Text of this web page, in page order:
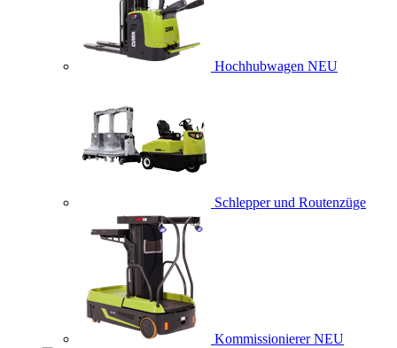
Hochhubwagen NEU
Schlepper und Routenzüge
Kommissionierer NEU